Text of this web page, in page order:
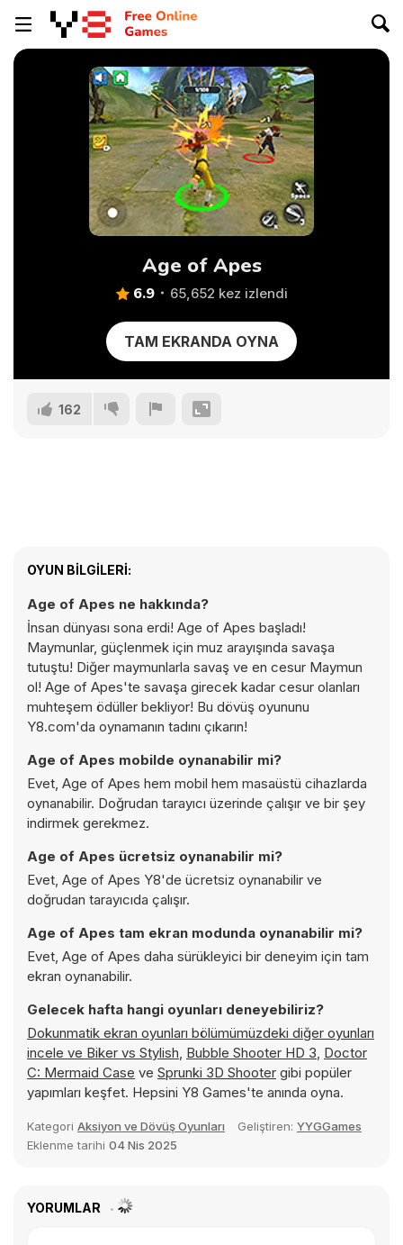
Age of Apes
6.9 65,652 kez izlendi
TAM EKRANDA OYNA
162
OYUN BILGILERI:
Age of Apes ne hakkında?
İnsan dünyası sona erdi! Age of Apes başladı!
Maymunlar, güçlenmek için muz arayışında savaşa
tutuştu! Diğer maymunlarla savaş ve en cesur Maymun
ol! Age of Apes'te savaşa girecek kadar cesur olanları
muhteşem ödüller bekliyor! Bu dövüş oyununu
Y8.com'da oynamanın tadını çıkarın!
Age of Apes mobilde oynanabilir mi?
Evet, Age of Apes hem mobil hem masaüstü cihazlarda
oynanabilir. Doğrudan tarayıcı üzerinde çalışır ve bir şey
indirmek gerekmez.
Age of Apes ücretsiz oynanabilir mi?
Evet, Age of Apes Y8'de ücretsiz oynanabilir ve
doğrudan tarayıcıda çalışır.
Age of Apes tam ekran modunda oynanabilir mi?
Evet, Age of Apes daha sürükleyici bir deneyim için tam
ekran oynanabilir.
Gelecek hafta hangi oyunları deneyebiliriz?
Dokunmatik ekran oyunları bölümümüzdeki diğer oyunları
incele ve Biker vs Stylish, Bubble Shooter HD 3, Doctor
C: Mermaid Case ve Sprunki 3D Shooter gibi popüler
yapımları keşfet. Hepsini Y8 Games'te anında oyna.
Kategori Aksiyon ve Dövüş Oyunları Geliştiren: YYGGames
Eklenme tarihi 04 Nis 2025
YORUMLAR